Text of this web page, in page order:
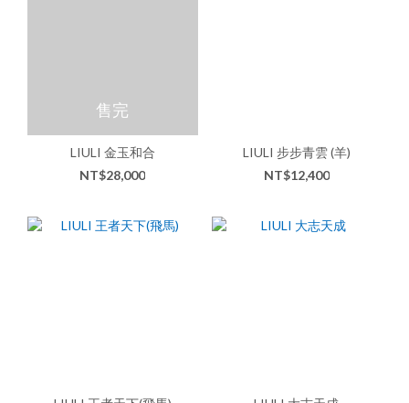
售完
LIULI 金玉和合
NT$28,000
LIULI 步步青雲 (羊)
NT$12,400